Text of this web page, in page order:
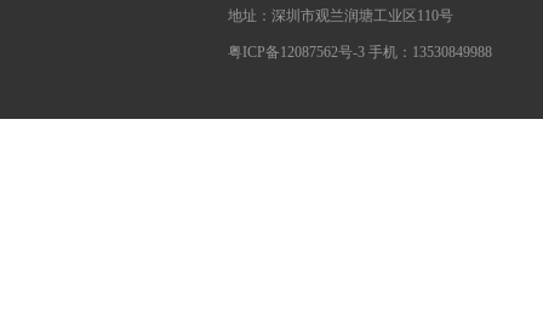
地址：深圳市观兰润塘工业区110号
粤ICP备12087562号-3 手机：13530849988